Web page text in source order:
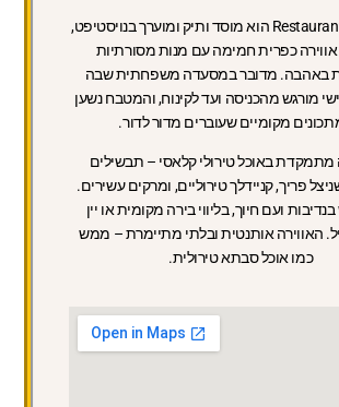
Restaurant Tyrol Cafe הוא מוסד ותיק ומוערך בנויסטיפט,
כפרית חמימה עם מנות מסורתיות
באהבה. מדובר במסעדה משפחתית שבה
מורגש מהכניסה ועד לקינוח, והמטבח נשען
מקומיים שעוברים מדור לדור.
באוכל טירולי קלאסי – תבשילים
פריך, קניידלך טירוליים, ומרקים עשירים.
ועם חיוך, בליווי בירה מקומית או יין
האווירה אותנטית ובלתי מתיימרת – ממש
כמו אוכל סבתא טירולית.